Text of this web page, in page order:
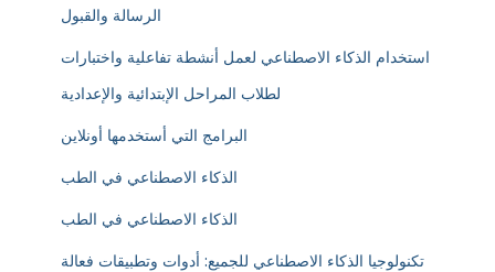
الرسالة والقبول
استخدام الذكاء الاصطناعي لعمل أنشطة تفاعلية واختبارات
لطلاب المراحل الإبتدائية والإعدادية
البرامج التي أستخدمها أونلاين
الذكاء الاصطناعي في الطب
الذكاء الاصطناعي في الطب
تكنولوجيا الذكاء الاصطناعي للجميع: أدوات وتطبيقات فعالة